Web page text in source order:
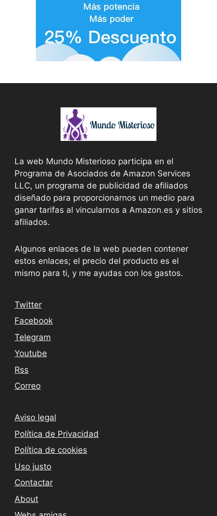
La web Mundo Misterioso participa en el
Programa de Asociados de Amazon Services
LLC, un programa de publicidad de afiliados
diseñado para proporcionarnos un medio para
ganar tarifas al vincularnos a Amazon.es y sitios
afiliados.
Algunos enlaces de la web pueden contener
estos enlaces; el precio del producto es el
mismo para ti, y me ayudas con los gastos.
Twitter
Facebook
Telegram
Youtube
Rss
Correo
Aviso legal
Política de Privacidad
Política de cookies
Uso justo
Contactar
About